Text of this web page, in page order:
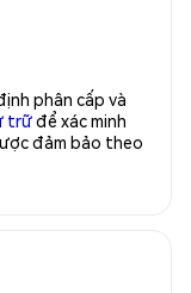
phân cấp và
trữđể xác minh
đảm bảo theo